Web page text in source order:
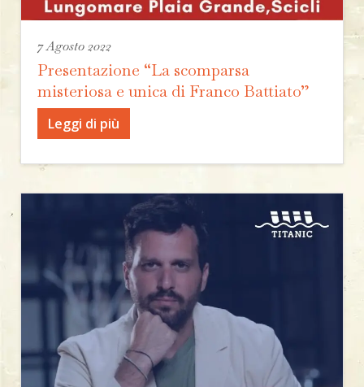
7 Agosto 2022
Presentazione “La scomparsa
misteriosa e unica di Franco Battiato”
Leggi di più